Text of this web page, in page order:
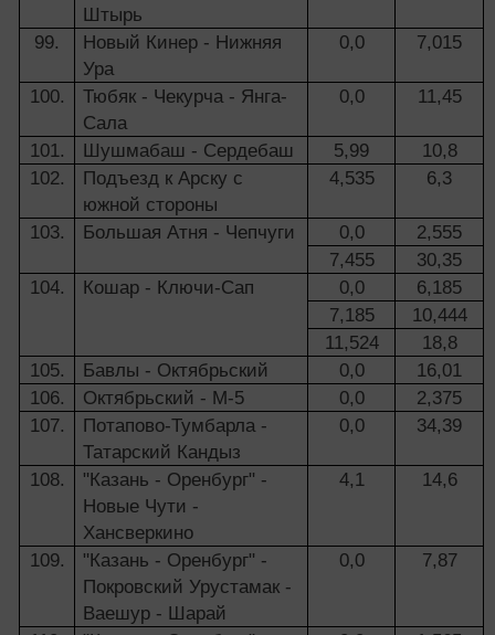
Штырь
99.
Новый Кинер - Нижняя
Ура
0,0 7,015
100.
Тюбяк - Чекурча - Янга-
Сала
0,0 11,45
101. Шушмабаш - Сердебаш 5,99
10,8
102.
Подъезд к Арску с
южной стороны
4,535 6,3
103. Большая Атня - Чепчуги 0,0
2,555
7,455
30,35
104.
Кошар - Ключи-Сап 0,0
6,185
7,185
10,444
11,524
18,8
105.
Бавлы - Октябрьский 0,0
16,01
106.
Октябрьский - М-5 0,0
2,375
107.
Потапово-Тумбарла -
Татарский Кандыз
0,0 34,39
108.
"Казань - Оренбург" -
Новые Чути -
Хансверкино
4,1 14,6
109.
"Казань - Оренбург" -
Покровский Урустамак -
Ваешур - Шарай
0,0 7,87